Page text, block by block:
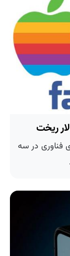
ریخت
فناوری در سه